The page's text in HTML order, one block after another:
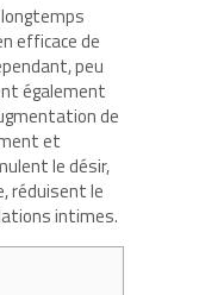
efficace de
peu
également
de
et
le désir,
réduisent le
intimes.